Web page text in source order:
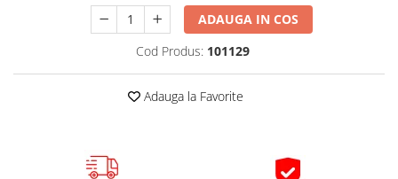
Pipe si fise bujii
Incarcatoar acumulator baterie
Oglinzi moto
ADAUGA IN COS
Cod Produs: 101129
Adauga la Favorite